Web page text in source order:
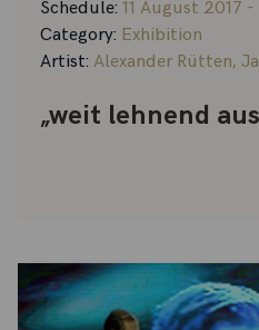
Schedule: 11 August 2017
Category: Exhibition
Artist: Alexander Rütten,
„weit lehnend